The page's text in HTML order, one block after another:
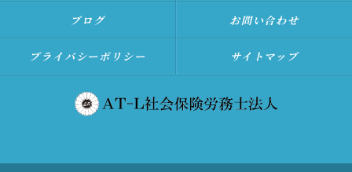
ブログ お問い合わせ
プライバシーポリシー サイトマップ